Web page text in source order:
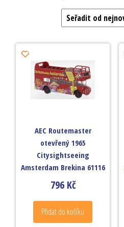
AEC Routemaster
otevřený 1965
Citysightseeing
Amsterdam Brekina 61116
796 Kč
Přidat do košíku